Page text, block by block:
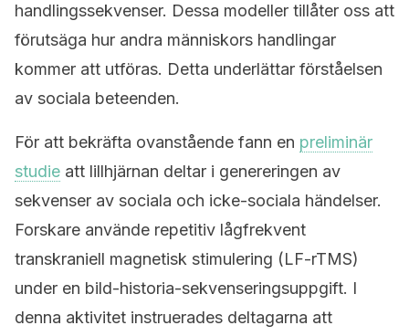
handlingssekvenser. Dessa modeller tillåter oss att
förutsäga hur andra människors handlingar
kommer att utföras. Detta underlättar förståelsen
av sociala beteenden.
För att bekräfta ovanstående fann en preliminär
studie att lillhjärnan deltar i genereringen av
sekvenser av sociala och icke-sociala händelser.
Forskare använde repetitiv lågfrekvent
transkraniell magnetisk stimulering (LF-rTMS)
under en bild-historia-sekvenseringsuppgift. I
denna aktivitet instruerades deltagarna att